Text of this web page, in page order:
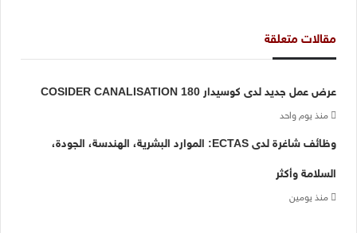
مقالات متعلقة
عرض عمل جديد لدى كوسيدار COSIDER CANALISATION 180
منذ يوم واحد
وظائف شاغرة لدى ECTAS: الموارد البشرية، الهندسة، الجودة،
السلامة وأكثر
منذ يومين